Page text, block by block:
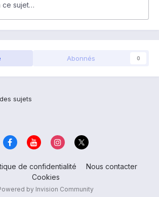
ce sujet…
Abonnés 0
sujets
de confidentialité
Nous contacter
Cookies
by Invision Community